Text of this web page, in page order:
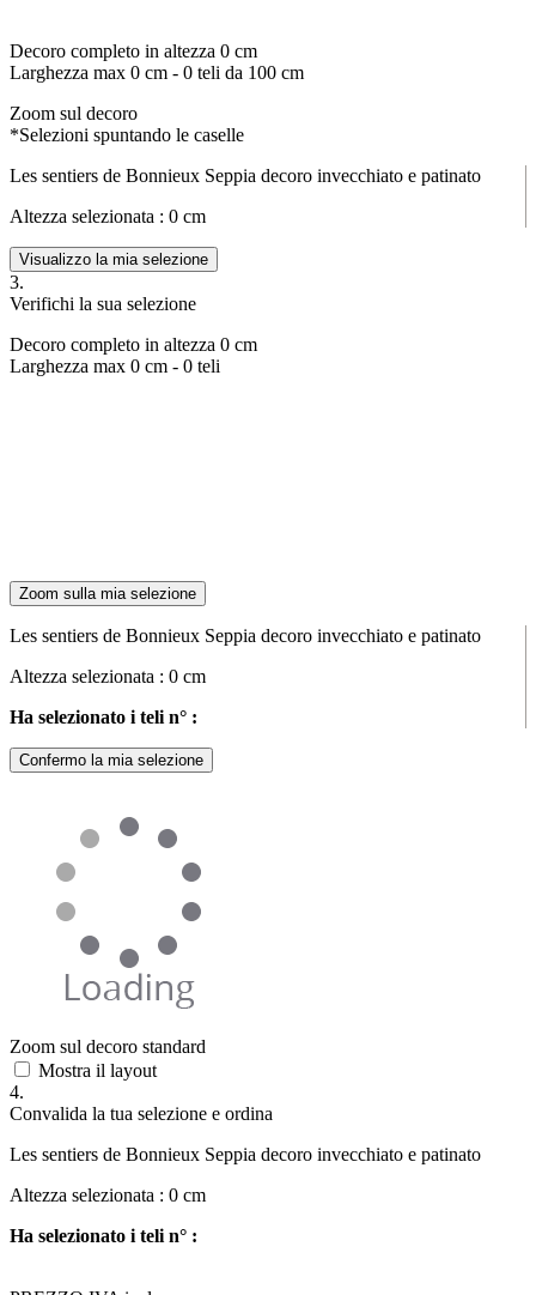
Decoro completo in altezza 0 cm
Larghezza max 0 cm - 0 teli da 100 cm
Zoom sul decoro
*Selezioni spuntando le caselle
Les sentiers de Bonnieux Seppia decoro invecchiato e patinato
Altezza selezionata : 0 cm
Visualizzo la mia selezione
3.
Verifichi la sua selezione
Decoro completo in altezza 0 cm
Larghezza max 0 cm - 0 teli
Zoom sulla mia selezione
Les sentiers de Bonnieux Seppia decoro invecchiato e patinato
Altezza selezionata : 0 cm
Ha selezionato i teli n° :
Confermo la mia selezione
Zoom sul decoro standard
Mostra il layout
4.
Convalida la tua selezione e ordina
Les sentiers de Bonnieux Seppia decoro invecchiato e patinato
Altezza selezionata : 0 cm
Ha selezionato i teli n° :